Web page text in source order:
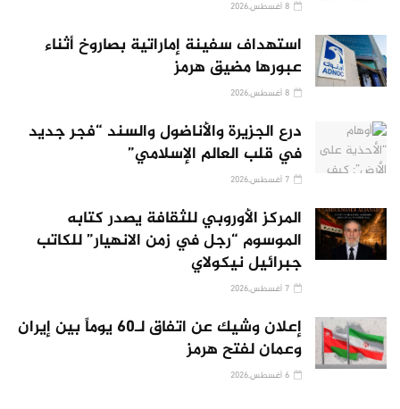
استهداف سفينة إماراتية بصاروخ أثناء
عبورها مضيق هرمز
درع الجزيرة والأناضول والسند “فجر جديد
في قلب العالم الإسلامي”
المركز الأوروبي للثقافة يصدر كتابه
الموسوم “رجل في زمن الانهيار” للكاتب
جبرائيل نيكولاي
إعلان وشيك عن اتفاق لـ60 يوماً بين إيران
وعمان لفتح هرمز